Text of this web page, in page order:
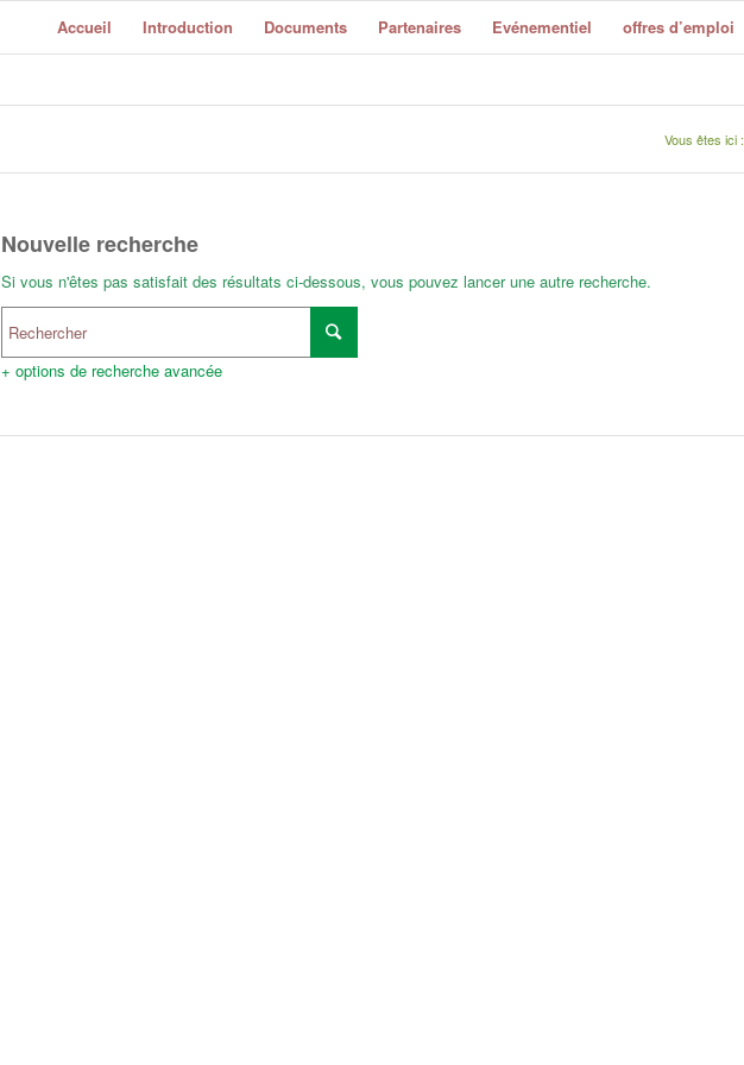
Accueil Introduction Documents Partenaires Evénementiel offres d’emploi
Vous êtes ici :
Nouvelle recherche
Si vous n'êtes pas satisfait des résultats ci-dessous, vous pouvez lancer une autre recherche.
+ options de recherche avancée